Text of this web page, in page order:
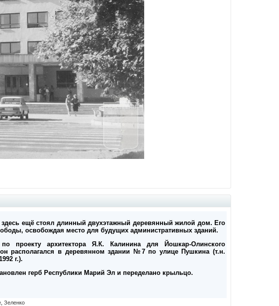
здесь ещё стоял длинный двухэтажный деревянный жилой дом. Его
освобождая место для будущих административных зданий.
проекту архитектора Я.К. Калинина для Йошкар-Олинского
располагался в деревянном здании №7 по улице Пушкина (т.н.
г.).
герб Республики Марий Эл и переделано крыльцо.
Зеленко